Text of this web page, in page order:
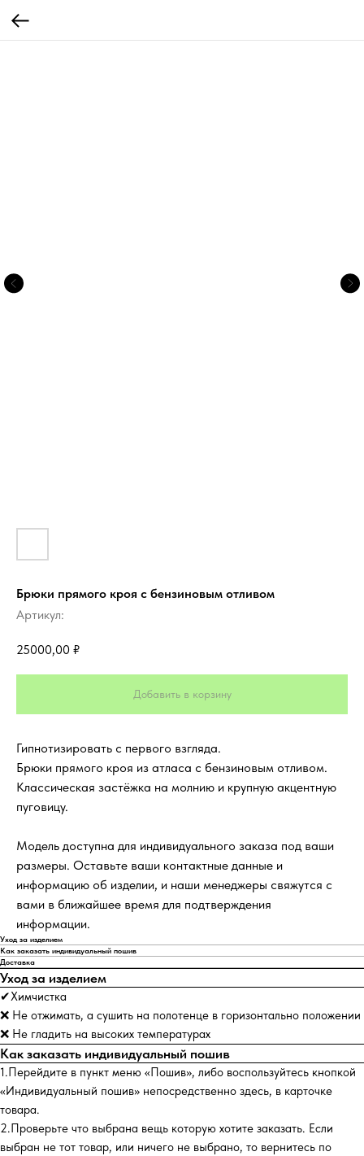
Брюки прямого кроя с бензиновым отливом
Артикул:
25000,00 ₽
Добавить в корзину
Гипнотизировать с первого взгляда.
Брюки прямого кроя из атласа с бензиновым отливом.
Классическая застёжка на молнию и крупную акцентную
пуговицу.
Модель доступна для индивидуального заказа под ваши
размеры. Оставьте ваши контактные данные и
информацию об изделии, и наши менеджеры свяжутся с
вами в ближайшее время для подтверждения
информации.
Уход за изделием
Как заказать индивидуальный пошив
Доставка
Уход за изделием
✔Химчистка
❌ Не отжимать, а сушить на полотенце в горизонтально положении
❌ Не гладить на высоких температурах
Как заказать индивидуальный пошив
1.Перейдите в пункт меню «Пошив», либо воспользуйтесь кнопкой
«Индивидуальный пошив» непосредственно здесь, в карточке
товара.
2.Проверьте что выбрана вещь которую хотите заказать. Если
выбран не тот товар, или ничего не выбрано, то вернитесь по